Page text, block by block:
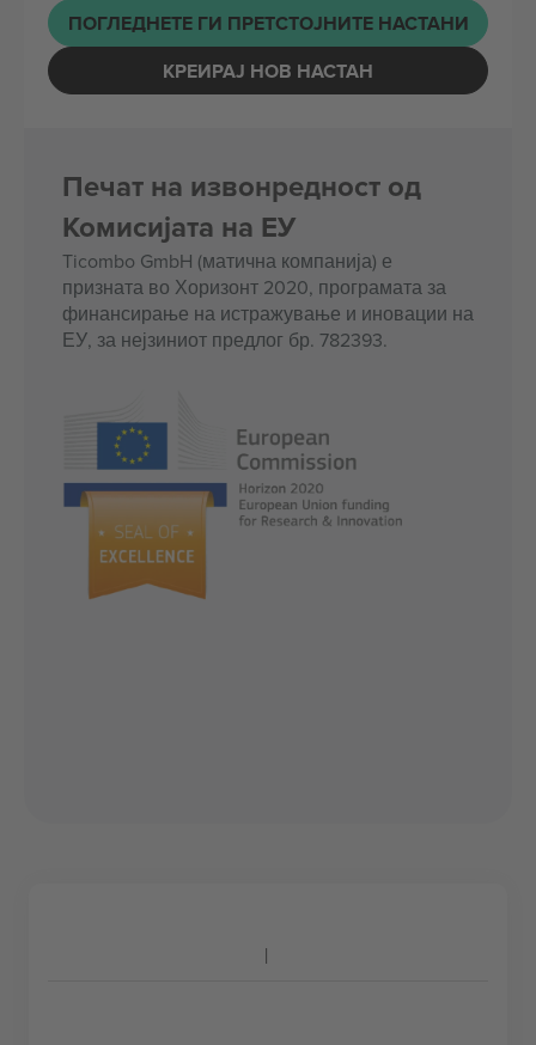
ПОГЛЕДНЕТЕ ГИ ПРЕТСТОЈНИТЕ НАСТАНИ
КРЕИРАЈ НОВ НАСТАН
Печат на извонредност од
Комисијата на ЕУ
Ticombo GmbH (матична компанија) е
призната во Хоризонт 2020, програмата за
финансирање на истражување и иновации на
ЕУ, за нејзиниот предлог бр. 782393.